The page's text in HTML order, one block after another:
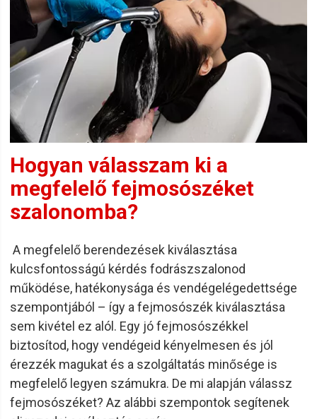
Hogyan válasszam ki a
megfelelő fejmosószéket
szalonomba?
A megfelelő berendezések kiválasztása
kulcsfontosságú kérdés fodrászszalonod
működése, hatékonysága és vendégelégedettsége
szempontjából – így a fejmosószék kiválasztása
sem kivétel ez alól. Egy jó fejmosószékkel
biztosítod, hogy vendégeid kényelmesen és jól
érezzék magukat és a szolgáltatás minősége is
megfelelő legyen számukra. De mi alapján válassz
fejmosószéket? Az alábbi szempontok segítenek